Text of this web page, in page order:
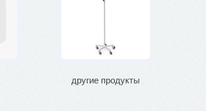
другие продукты